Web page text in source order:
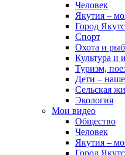
Человек
Якутия –
Город
Спорт
Охота и
Культура и
Туризм,
Дети –
Сельская
Экология
Мои видео
Общество
Человек
Якутия –
Город